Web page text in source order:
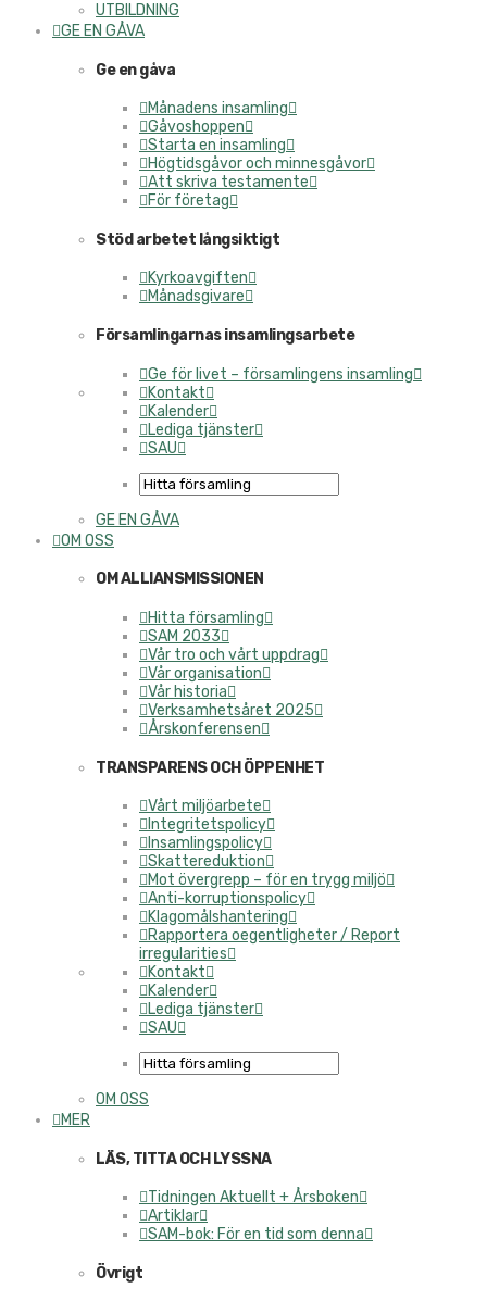
UTBILDNING
GE EN GÅVA
Ge en gåva
Månadens insamling
Gåvoshoppen
Starta en insamling
Högtidsgåvor och minnesgåvor
Att skriva testamente
För företag
Stöd arbetet långsiktigt
Kyrkoavgiften
Månadsgivare
Församlingarnas insamlingsarbete
Ge för livet – församlingens insamling
Kontakt
Kalender
Lediga tjänster
SAU
GE EN GÅVA
OM OSS
OM ALLIANSMISSIONEN
Hitta församling
SAM 2033
Vår tro och vårt uppdrag
Vår organisation
Vår historia
Verksamhetsåret 2025
Årskonferensen
TRANSPARENS OCH ÖPPENHET
Vårt miljöarbete
Integritetspolicy
Insamlingspolicy
Skattereduktion
Mot övergrepp – för en trygg miljö
Anti-korruptionspolicy
Klagomålshantering
Rapportera oegentligheter / Report
irregularities
Kontakt
Kalender
Lediga tjänster
SAU
OM OSS
MER
LÄS, TITTA OCH LYSSNA
Tidningen Aktuellt + Årsboken
Artiklar
SAM-bok: För en tid som denna
Övrigt